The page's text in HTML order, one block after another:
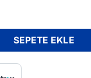
Buton adet
SEPETE EKLE